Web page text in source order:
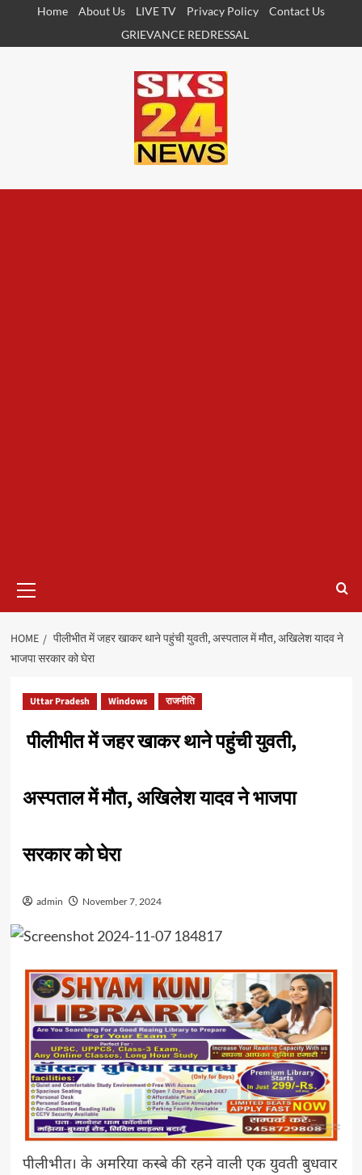
content
Home About Us LIVE TV Privacy Policy
Contact Us
GRIEVANCE REDRESSAL
Menu
HOME
पीलीभीत में जहर खाकर थाने पहुंची युवती, अस्पताल में मौत, अखिलेश यादव ने
भाजपा सरकार को घेरा
Uttar Pradesh Windows राजनीति
पीलीभीत में जहर खाकर थाने पहुंची युवती,
अस्पताल में मौत, अखिलेश यादव ने भाजपा
सरकार को घेरा
admin November 7, 2024
पीलीभीत। के अमरिया कस्बे की रहने वाली एक युवती बुधवार